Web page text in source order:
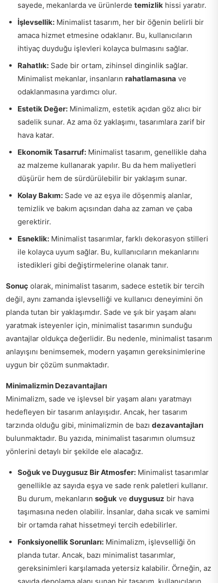
sayede, mekanlarda ve ürünlerde temizlik hissi yaratır.
İşlevsellik: Minimalist tasarım, her bir öğenin belirli bir
amaca hizmet etmesine odaklanır. Bu, kullanıcıların
ihtiyaç duyduğu işlevleri kolayca bulmasını sağlar.
Rahatlık: Sade bir ortam, zihinsel dinginlik sağlar.
Minimalist mekanlar, insanların rahatlamasına ve
odaklanmasına yardımcı olur.
Estetik Değer: Minimalizm, estetik açıdan göz alıcı bir
sadelik sunar. Az ama öz yaklaşımı, tasarımlara zarif bir
hava katar.
Ekonomik Tasarruf: Minimalist tasarım, genellikle daha
az malzeme kullanarak yapılır. Bu da hem maliyetleri
düşürür hem de sürdürülebilir bir yaklaşım sunar.
Kolay Bakım: Sade ve az eşya ile döşenmiş alanlar,
temizlik ve bakım açısından daha az zaman ve çaba
gerektirir.
Esneklik: Minimalist tasarımlar, farklı dekorasyon stilleri
ile kolayca uyum sağlar. Bu, kullanıcıların mekanlarını
istedikleri gibi değiştirmelerine olanak tanır.
Sonuç olarak, minimalist tasarım, sadece estetik bir tercih
değil, aynı zamanda işlevselliği ve kullanıcı deneyimini ön
planda tutan bir yaklaşımdır. Sade ve şık bir yaşam alanı
yaratmak isteyenler için, minimalist tasarımın sunduğu
avantajlar oldukça değerlidir. Bu nedenle, minimalist tasarım
anlayışını benimsemek, modern yaşamın gereksinimlerine
uygun bir çözüm sunmaktadır.
Minimalizmin Dezavantajları
Minimalizm, sade ve işlevsel bir yaşam alanı yaratmayı
hedefleyen bir tasarım anlayışıdır. Ancak, her tasarım
tarzında olduğu gibi, minimalizmin de bazı dezavantajları
bulunmaktadır. Bu yazıda, minimalist tasarımın olumsuz
yönlerini detaylı bir şekilde ele alacağız.
Soğuk ve Duygusuz Bir Atmosfer: Minimalist tasarımlar
genellikle az sayıda eşya ve sade renk paletleri kullanır.
Bu durum, mekanların soğuk ve duygusuz bir hava
taşımasına neden olabilir. İnsanlar, daha sıcak ve samimi
bir ortamda rahat hissetmeyi tercih edebilirler.
Fonksiyonellik Sorunları: Minimalizm, işlevselliği ön
planda tutar. Ancak, bazı minimalist tasarımlar,
gereksinimleri karşılamada yetersiz kalabilir. Örneğin, az